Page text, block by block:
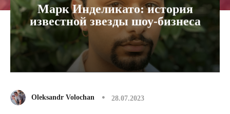
Марк Инделикато: история
известной звезды шоу-бизнеса
Oleksandr Volochan 28.07.2023